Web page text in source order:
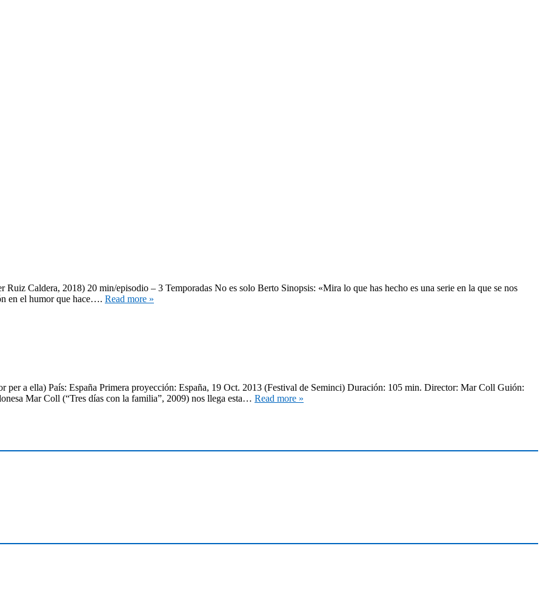
Caldera, 2018) 20 min/episodio – 3 Temporadas No es solo Berto Sinopsis: «Mira lo que has hecho es una serie en la que se nos
en el humor que hace…. Read more »
a ella) País: España Primera proyección: España, 19 Oct. 2013 (Festival de Seminci) Duración: 105 min. Director: Mar Coll Guión:
Mar Coll (“Tres días con la familia”, 2009) nos llega esta… Read more »